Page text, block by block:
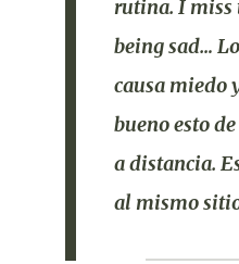
rutina. I miss
being sad…
causa miedo
bueno esto
a distancia.
al mismo